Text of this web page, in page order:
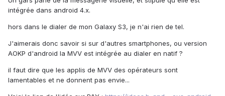
intégrée dans android 4.x.
hors dans le dialer de mon Galaxy S3, je n'ai rien de tel.
J'aimerais donc savoir si sur d'autres smartphones, ou version
AOKP d'android la MVV est intégrée au dialer en natif ?
il faut dire que les applis de MVV des opérateurs sont
lamentables et ne donnent pas envie...